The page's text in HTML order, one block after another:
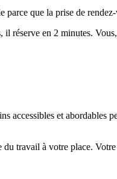
que la prise de
en 2 minutes.
accessibles et abordables
travail à votre place.